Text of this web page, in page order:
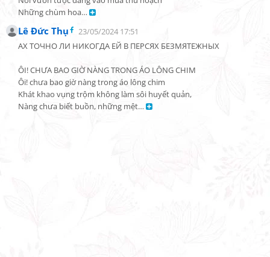
Những chùm hoa…
Lê Đức Thụ
23/05/2024 17:51
АХ ТОЧНО ЛИ НИКОГДА ЕЙ В ПЕРСЯХ БЕЗМЯТЕЖНЫХ
ÔI! CHƯA BAO GIỜ NÀNG TRONG ÁO LÔNG CHIM
Ôi! chưa bao giờ nàng trong áo lông chim
Khát khao vụng trộm không làm sôi huyết quản,
Nàng chưa biết buồn, những mệt…